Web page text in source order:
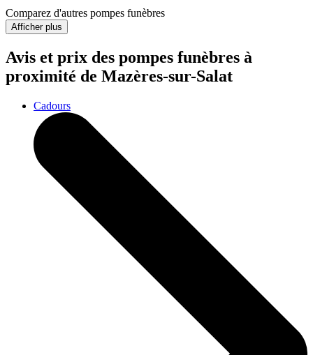
Comparez d'autres pompes funèbres
Afficher plus
Avis et prix des pompes funèbres à
proximité de Mazères-sur-Salat
Cadours